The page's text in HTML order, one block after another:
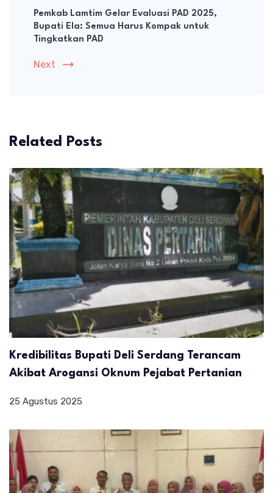
Pemkab Lamtim Gelar Evaluasi PAD 2025,
Bupati Ela: Semua Harus Kompak untuk
Tingkatkan PAD
Next
Related Posts
Kredibilitas Bupati Deli Serdang Terancam
Akibat Arogansi Oknum Pejabat Pertanian
25 Agustus 2025